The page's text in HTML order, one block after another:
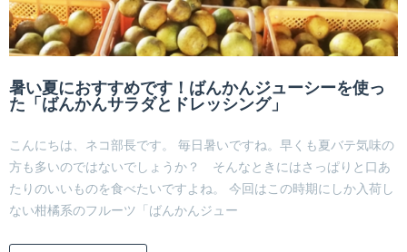
暑い夏におすすめです！ばんかんジューシーを使っ
た「ばんかんサラダとドレッシング」
こんにちは、ネコ部長です。 毎日暑いですね。早くも夏バテ気味の
方も多いのではないでしょうか？ そんなときにはさっぱりと口あ
たりのいいものを食べたいですよね。 今回はこの時期にしか入荷し
ない柑橘系のフルーツ「ばんかんジュー